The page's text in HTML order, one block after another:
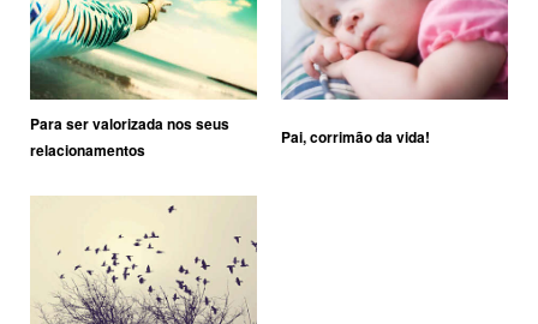
Para ser valorizada nos seus
relacionamentos
Pai, corrimão da vida!